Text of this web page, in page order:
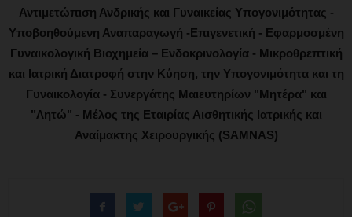
Αντιμετώπιση Ανδρικής και Γυναικείας Υπογονιμότητας -
Υποβοηθούμενη Αναπαραγωγή -Επιγενετική - Εφαρμοσμένη
Γυναικολογική Βιοχημεία – Ενδοκρινολογία - Μικροθρεπτική
και Ιατρική Διατροφή στην Κύηση, την Υπογονιμότητα και τη
Γυναικολογία - Συνεργάτης Μαιευτηρίων "Μητέρα" και
"Λητώ" - Μέλος της Εταιρίας Αισθητικής Ιατρικής και
Αναίμακτης Χειρουργικής (SAMNAS)